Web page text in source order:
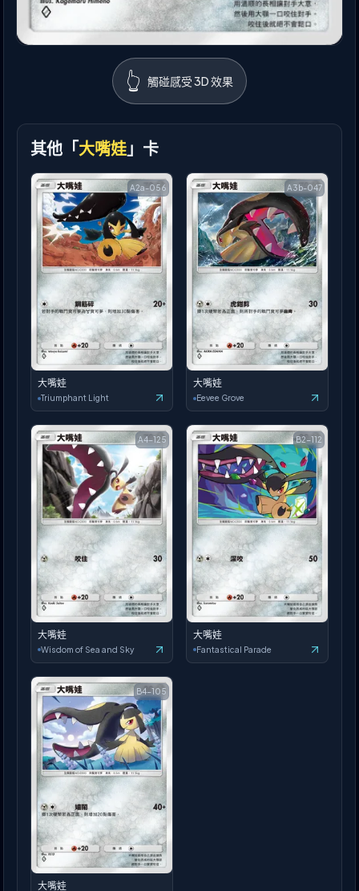
👆 觸碰感受 3D 效果
其他「大嘴娃 」卡
A2a-056
大嘴娃
Triumphant Light
A3b-047
大嘴娃
Eevee Grove
A4-125
大嘴娃
Wisdom of Sea and Sky
B2-112
大嘴娃
Fantastical Parade
B4-105
大嘴娃